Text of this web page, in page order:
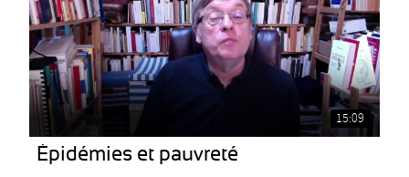
15:09
Épidémies et pauvreté